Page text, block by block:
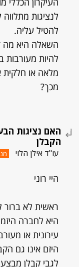
לנציגות
להטיל עליה.
השאלה היא מה
להיות
מלאה או חלקית
מכך?
האם נציגות
הקבלן
עו"ד אילן הלוי
היי רוני
ראשית לא ברור
היא לחברה
עירונית או
היזם אינו גם
לגבי קבלן